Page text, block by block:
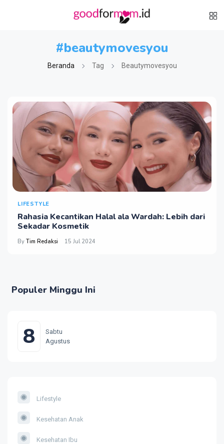
#beautymovesyou
Beranda Tag Beautymovesyou
8
Sabtu
Agustus
Lifestyle
Kesehatan Anak
Kesehatan Ibu
LIFESTYLE
Rahasia Kecantikan Halal ala Wardah: Lebih dari
Sekadar Kosmetik
By Tim Redaksi 15 Jul 2024
Populer Minggu Ini